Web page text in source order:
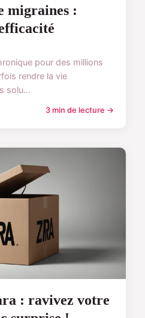
migraines :
pour des millions
rendre la vie
solu...
3 min de lecture →
: ravivez votre